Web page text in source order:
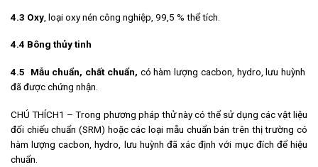
4.3 Oxy , loại oxy nén công nghiệp, 99,5 % thể tích.
4.4 Bông thủy tinh
4.5 Mẫu chuẩn, chất chuẩn, có hàm lượng cacbon, hydro, lưu huỳnh
đã được chứng nhận.
CHÚ THÍCH1 – Trong phương pháp thử này có thể sử dụng các vật liệu
đối chiếu chuẩn (SRM) hoặc các loại mẫu chuẩn bán trên thị trường có
hàm lượng cacbon, hydro, lưu huỳnh đã xác định với mục đích để hiệu
chuẩn.